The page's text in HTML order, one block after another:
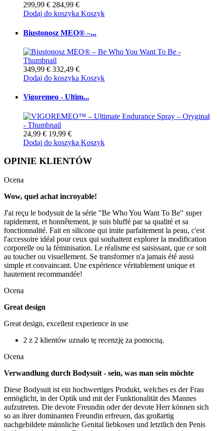
299,99 € 284,99 €
Dodaj do koszyka Koszyk
Biustonosz MEO® –...
349,99 € 332,49 €
Dodaj do koszyka Koszyk
Vigoremeo - Ultim...
24,99 € 19,99 €
Dodaj do koszyka Koszyk
OPINIE KLIENTÓW
Ocena
Wow, quel achat incroyable!
J'ai reçu le bodysuit de la série "Be Who You Want To Be" super
rapidement, et honnêtement, je suis bluffé par sa qualité et sa
fonctionnalité. Fait en silicone qui imite parfaitement la peau, c'est
l'accessoire idéal pour ceux qui souhaitent explorer la modification
corporelle ou la féminisation. Le réalisme est saisissant, que ce soit
au toucher ou visuellement. Se transformer n'a jamais été aussi
simple et convaincant. Une expérience véritablement unique et
hautement recommandée!
Ocena
Great design
Great design, excellent experience in use
2 z 2 klientów uznało tę recenzję za pomocną.
Ocena
Verwandlung durch Bodysuit - sein, was man sein möchte
Diese Bodysuit ist ein hochwertiges Produkt, welches es der Frau
ermöglicht, in der Optik und mit der Funktionalität des Mannes
aufzutreten. Die devote Freundin oder der devote Herr können sich
so an ihrer dominanten Freundin erfreuen, das großartig
nachgebildete männliche Genital liebkosen und letztlich den Penis